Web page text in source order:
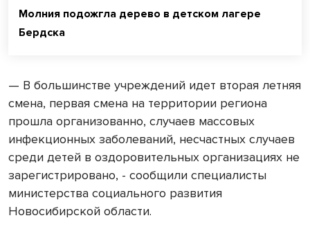
Молния подожгла дерево в детском лагере
Бердска
— В большинстве учреждений идет вторая летняя
смена, первая смена на территории региона
прошла организованно, случаев массовых
инфекционных заболеваний, несчастных случаев
среди детей в оздоровительных организациях не
зарегистрировано, - сообщили специалисты
министерства социального развития
Новосибирской области.